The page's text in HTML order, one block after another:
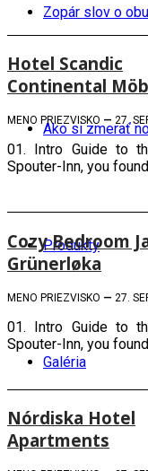
Zopár slov o
Ako si zmerať
Produkty
Galéria
Hotel Scandic
Continental
MENO PRIEZVISKO — 27.
01. Intro Guide to
Spouter-Inn, you
Cozy Bedroom
Grünerløka
MENO PRIEZVISKO — 27.
01. Intro Guide to
Spouter-Inn, you
Nórdiska Hotel
Apartments